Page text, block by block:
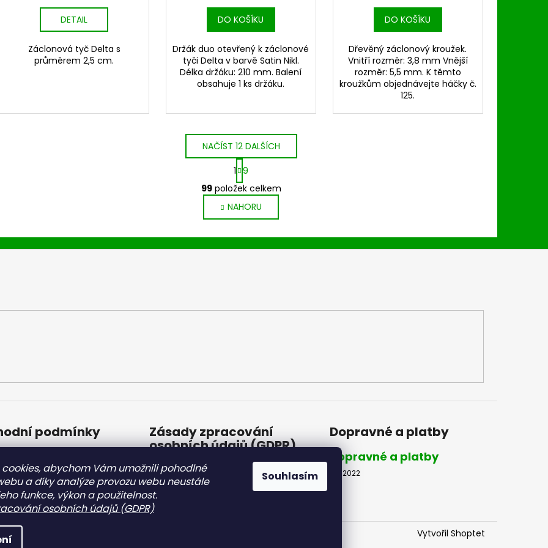
abychom Vám umožnili pohodlné
a díky analýze provozu webu neustále
funkce, výkon a použitelnost.
osobních údajů (GDPR)
Souhlasím
DETAIL
Záclonová tyč Delta s
průměrem 2,5 cm.
DO KOŠÍKU
Držák duo otevřený k záclonové
tyči Delta v barvě Satin Nikl.
Délka držáku: 210 mm. Balení
obsahuje 1 ks držáku.
DO KOŠÍKU
Dřevěný záclonový kroužek.
Vnitří rozměr: 3,8 mm Vnější
rozměr: 5,5 mm. K těmto
kroužkům objednávejte háčky č.
125.
O
v
l
á
d
a
p
i
NAČÍST 12 DALŠÍCH
S
t
r
á
n
k
1 9
99položek celkem
NAHORU
podmínky Zásady zpracování
osobních údajů (GDPR)
Zásady zpracování
osobních údajů (GDPR)
8.2.2022
Dopravné a platby
Dopravné a platby
8.2.2022
Vytvořil Shoptet